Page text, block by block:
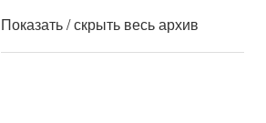
Показать / скрыть весь архив